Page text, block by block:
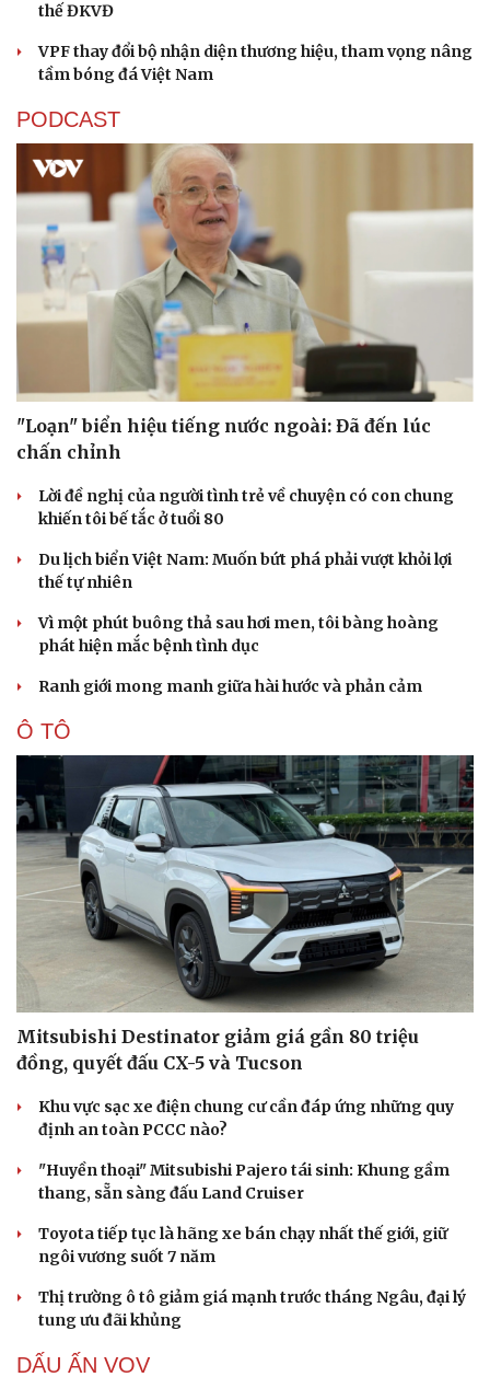
thế ĐKVĐ
VPF thay đổi bộ nhận diện thương hiệu, tham vọng nâng
tầm bóng đá Việt Nam
PODCAST
"Loạn" biển hiệu tiếng nước ngoài: Đã đến lúc
chấn chỉnh
Lời đề nghị của người tình trẻ về chuyện có con chung
khiến tôi bế tắc ở tuổi 80
Du lịch biển Việt Nam: Muốn bứt phá phải vượt khỏi lợi
thế tự nhiên
Vì một phút buông thả sau hơi men, tôi bàng hoàng
phát hiện mắc bệnh tình dục
Ranh giới mong manh giữa hài hước và phản cảm
Ô TÔ
Mitsubishi Destinator giảm giá gần 80 triệu
đồng, quyết đấu CX-5 và Tucson
Khu vực sạc xe điện chung cư cần đáp ứng những quy
định an toàn PCCC nào?
"Huyền thoại" Mitsubishi Pajero tái sinh: Khung gầm
thang, sẵn sàng đấu Land Cruiser
Toyota tiếp tục là hãng xe bán chạy nhất thế giới, giữ
ngôi vương suốt 7 năm
Thị trường ô tô giảm giá mạnh trước tháng Ngâu, đại lý
tung ưu đãi khủng
DẤU ẤN VOV